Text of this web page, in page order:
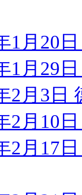
1月20
1月29
2月3日
2月10
2月17